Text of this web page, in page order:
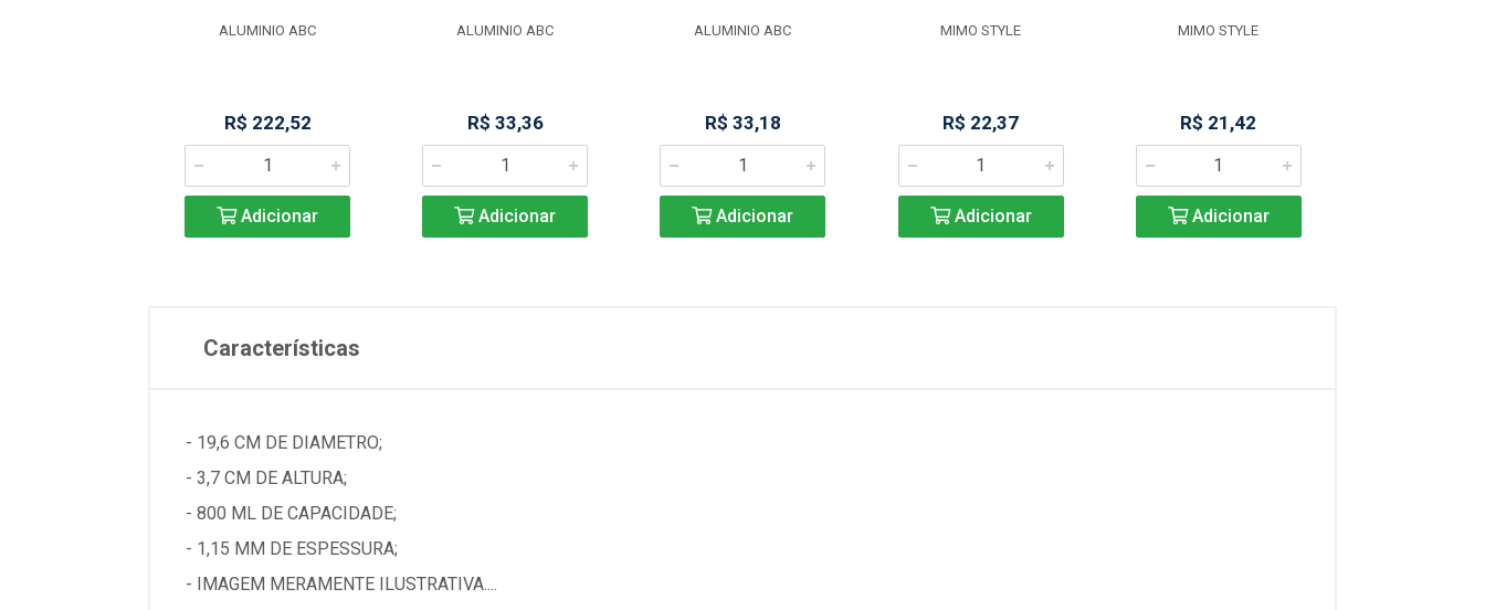
ALUMINIO ABC
R$ 222,52
Adicionar
ALUMINIO ABC
R$ 33,36
Adicionar
ALUMINIO ABC
R$ 33,18
Adicionar
MIMO STYLE
R$ 22,37
Adicionar
MIMO STYLE
R$ 21,42
Adicionar
Características
- 19,6 CM DE DIAMETRO;
- 3,7 CM DE ALTURA;
- 800 ML DE CAPACIDADE;
- 1,15 MM DE ESPESSURA;
- IMAGEM MERAMENTE ILUSTRATIVA....